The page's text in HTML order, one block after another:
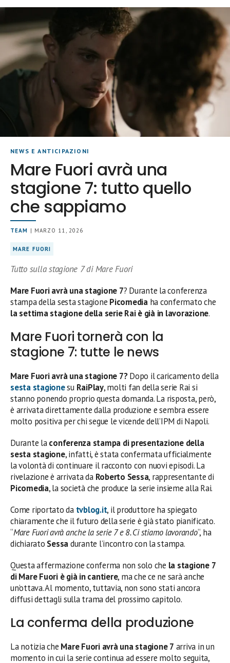
NEWS E ANTICIPAZIONI
Mare Fuori avrà una
stagione 7: tutto quello
che sappiamo
TEAM | MARZO 11, 2026
MARE FUORI
Tutto sulla stagione 7 di Mare Fuori
Mare Fuori avrà una stagione 7? Durante la conferenza
stampa della sesta stagione Picomediaha confermato che
la settima stagione della serie Rai è già in lavorazione.
Mare Fuori tornerà con la
stagione 7: tutte le news
Mare Fuori avrà una stagione 7?Dopo il caricamento della
sesta stagionesu RaiPlay, molti fan della serie Rai si
stanno ponendo proprio questa domanda. La risposta, però,
è arrivata direttamente dalla produzione e sembra essere
molto positiva per chi segue le vicende dell’IPM di Napoli.
Durante laconferenza stampa di presentazione della
sesta stagione, infatti, è stata confermata ufficialmente
la volontà di continuare il racconto con nuovi episodi. La
rivelazione è arrivata da Roberto Sessa, rappresentante di
Picomedia, la società che produce la serie insieme alla Rai.
Come riportato da tvblog.it, il produttore ha spiegato
chiaramente che il futuro della serie è già stato pianificato.
“Mare Fuori avrà anche la serie 7 e 8. Ci stiamo lavorando“, ha
dichiarato Sessadurante l’incontro con la stampa.
Questa affermazione conferma non solo che la stagione 7
di Mare Fuori è già in cantiere, ma che ce ne sarà anche
un’ottava. Al momento, tuttavia, non sono stati ancora
diffusi dettagli sulla trama del prossimo capitolo.
La conferma della produzione
La notizia che Mare Fuori avrà una stagione 7 arriva in un
momento in cui la serie continua ad essere molto seguita,